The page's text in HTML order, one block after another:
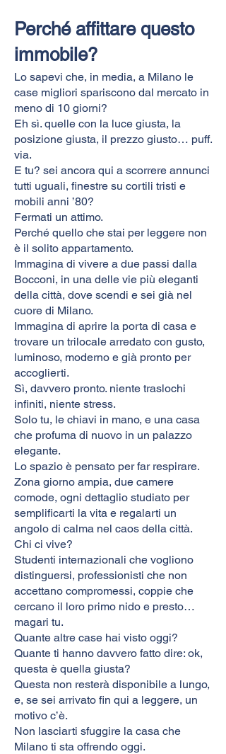
Perché affittare questo
immobile?
Lo sapevi che, in media, a Milano le
case migliori spariscono dal mercato in
meno di 10 giorni?
Eh sì. quelle con la luce giusta, la
posizione giusta, il prezzo giusto… puff.
via.
E tu? sei ancora qui a scorrere annunci
tutti uguali, finestre su cortili tristi e
mobili anni ’80?
Fermati un attimo.
Perché quello che stai per leggere non
è il solito appartamento.
Immagina di vivere a due passi dalla
Bocconi, in una delle vie più eleganti
della città, dove scendi e sei già nel
cuore di Milano.
Immagina di aprire la porta di casa e
trovare un trilocale arredato con gusto,
luminoso, moderno e già pronto per
accoglierti.
Sì, davvero pronto. niente traslochi
infiniti, niente stress.
Solo tu, le chiavi in mano, e una casa
che profuma di nuovo in un palazzo
elegante.
Lo spazio è pensato per far respirare.
Zona giorno ampia, due camere
comode, ogni dettaglio studiato per
semplificarti la vita e regalarti un
angolo di calma nel caos della città.
Chi ci vive?
Studenti internazionali che vogliono
distinguersi, professionisti che non
accettano compromessi, coppie che
cercano il loro primo nido e presto…
magari tu.
Quante altre case hai visto oggi?
Quante ti hanno davvero fatto dire: ok,
questa è quella giusta?
Questa non resterà disponibile a lungo,
e, se sei arrivato fin qui a leggere, un
motivo c’è.
Non lasciarti sfuggire la casa che
Milano ti sta offrendo oggi.